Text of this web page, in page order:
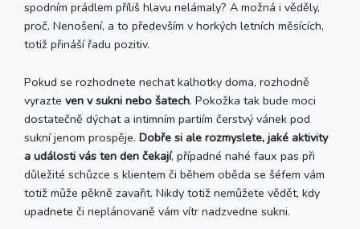
spodním prádlem příliš hlavu nelámaly? A možná i věděly,
proč. Nenošení, a to především v horkých letních měsících,
totiž přináší řadu pozitiv.
Pokud se rozhodnete nechat kalhotky doma, rozhodně
vyrazte ven v sukni nebo šatech. Pokožka tak bude moci
dostatečně dýchat a intimním partiím čerstvý vánek pod
sukní jenom prospěje. Dobře si ale rozmyslete, jaké aktivity
a události vás ten den čekají, případné nahé faux pas při
důležité schůzce s klientem či během oběda se šéfem vám
totiž může pěkně zavařit. Nikdy totiž nemůžete vědět, kdy
upadnete či neplánovaně vám vítr nadzvedne sukni.